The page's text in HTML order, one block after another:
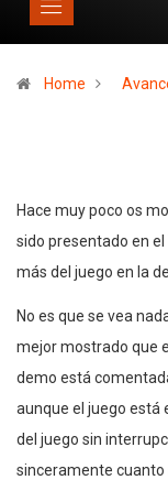
Home
Hace muy poco os
sido presentado en
más del juego en la
No es que se vea
mejor mostrado que
demo está
aunque el juego está
del juego sin
sinceramente cuanto